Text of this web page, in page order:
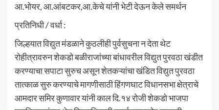
आ.भोयर, आ.आंबटकर,आ.केचे यांनी भेटी देऊन केले समर्थन
प्रतिनिधी / वर्धा :
जिल्हयात विद्युत मंडळाने कुठलीही पुर्वसुचना न देता थेट
रोहीत्रावरुन शेकडो बळीराजांच्या बांधावरील विद्युत पुरवठा खंडीत
करण्याचा सपाटा सुरुच असून शेतकऱ्यांचा खंडित विद्युत पुरवठा
तात्काळ सुरु करण्याचे मागणीसाठी हिंगणघाट विधानसभा क्षेत्राचे
आमदार समिर कुणावार यांनी काल दि.१४ रोजी शेकडो भाजपा